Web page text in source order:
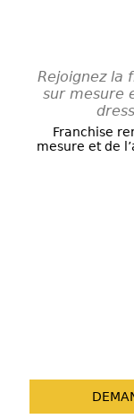
Rejoignez la
sur mesure
Franchise
mesure et de